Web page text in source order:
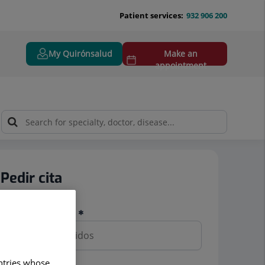
932 906 200
Patient services:
My Quirónsalud
Make an
appointment
Pedir cita
whose